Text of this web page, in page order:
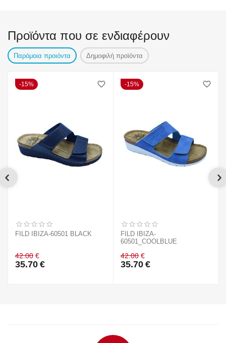
Προϊόντα που σε ενδιαφέρουν
Παρόμοια προιόντα Δημοφιλή προϊόντα
15%
FILD IBIZA-60501 BLACK
42.00 €
35.70 €
15%
FILD IBIZA-
60501_COOLBLUE
42.00 €
35.70 €